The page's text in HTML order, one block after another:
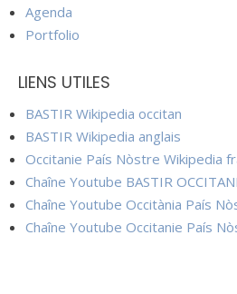
Agenda
Portfolio
LIENS UTILES
BASTIR Wikipedia occitan
BASTIR Wikipedia anglais
Occitanie País Nòstre Wikipedia
Chaîne Youtube BASTIR
Chaîne Youtube Occitània País
Chaîne Youtube Occitanie País